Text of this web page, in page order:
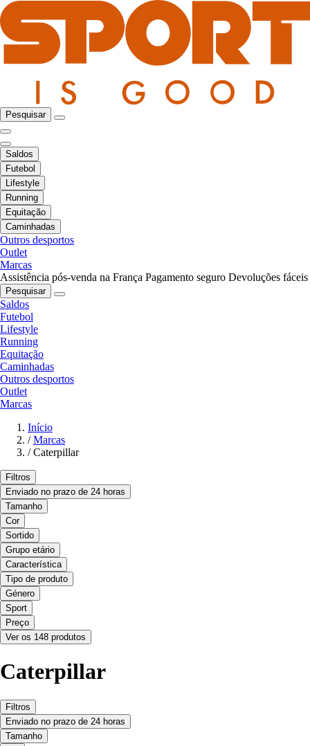
Pesquisar
Saldos
Futebol
Lifestyle
Running
Equitação
Caminhadas
Outros desportos
Outlet
Marcas
Assistência pós-venda na França Pagamento seguro Devoluções fáceis
Pesquisar
Saldos
Futebol
Lifestyle
Running
Equitação
Caminhadas
Outros desportos
Outlet
Marcas
Início
/ Marcas
/ Caterpillar
Filtros
Enviado no prazo de 24 horas
Tamanho
Cor
Sortido
Grupo etário
Característica
Tipo de produto
Género
Sport
Preço
Ver os 148 produtos
Caterpillar
Filtros
Enviado no prazo de 24 horas
Tamanho